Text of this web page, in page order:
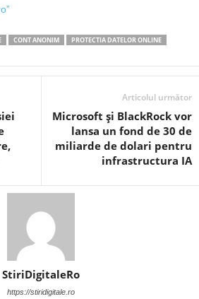
CONT ANONIM
PROTECTIA DATELOR ONLINE
Articolul următor
Microsoft și BlackRock vor
lansa un fond de 30 de
miliarde de dolari pentru
infrastructura IA
StiriDigitaleRo
https://stiridigitale.ro